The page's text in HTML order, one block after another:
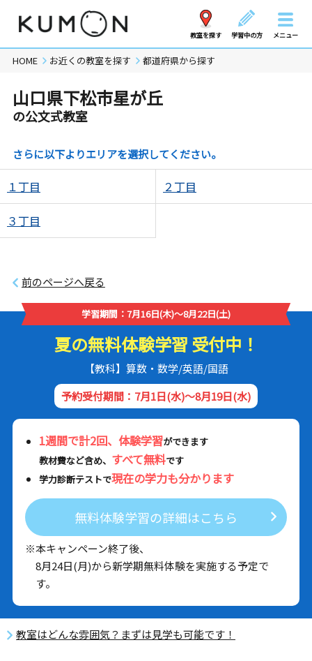
教室を探す 学習中の方 メニュー
HOME お近くの教室を探す 都道府県から探す
山口県下松市星が丘
の公文式教室
さらに以下よりエリアを選択してください。
１丁目 ２丁目
３丁目
前のページへ戻る
学習期間：7月16日(木)～8月22日(土)
夏の無料体験学習 受付中！
【教科】算数・数学/英語/国語
予約受付期間：7月1日(水)～8月19日(水)
1週間で計2回、体験学習ができます
教材費など含め、 すべて無料です
学力診断テストで現在の学力も分かります
無料体験学習の詳細はこちら
※本キャンペーン終了後、
8月24日(月)から新学期無料体験を実施する予定で
す。
教室はどんな雰囲気？まずは見学も可能です！